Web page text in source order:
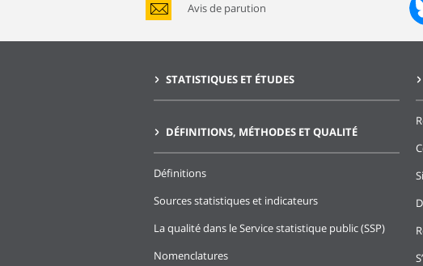
Avis de parution
STATISTIQUES ET ÉTUDES
DÉFINITIONS, MÉTHODES ET QUALITÉ
Définitions
Sources statistiques et indicateurs
La qualité dans le Service statistique public (SSP)
Nomenclatures